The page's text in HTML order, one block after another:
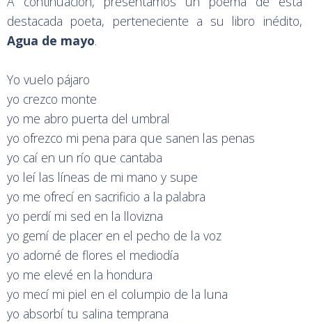
destacada poeta, perteneciente a su libro inédito,
Agua de mayo.
Yo vuelo pájaro
yo crezco monte
yo me abro puerta del umbral
yo ofrezco mi pena para que sanen las penas
yo caí en un río que cantaba
yo leí las líneas de mi mano y supe
yo me ofrecí en sacrificio a la palabra
yo perdí mi sed en la llovizna
yo gemí de placer en el pecho de la voz
yo adorné de flores el mediodía
yo me elevé en la hondura
yo mecí mi piel en el columpio de la luna
yo absorbí tu salina temprana